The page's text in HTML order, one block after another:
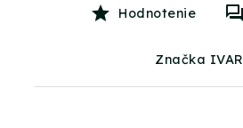
Hodnotenie
Značka IVAR